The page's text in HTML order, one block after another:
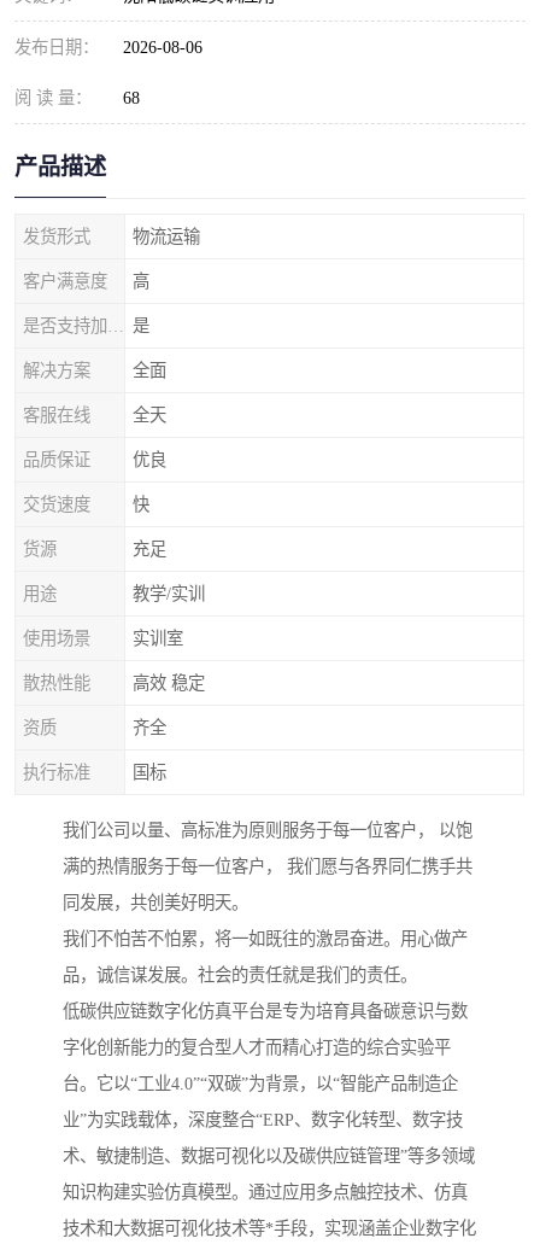
发布日期： 2026-08-06
阅 读 量： 68
产品描述
发货形式 物流运输
客户满意度 高
是
解决方案 全面
客服在线 全天
品质保证 优良
交货速度 快
货源 充足
用途 教学/实训
使用场景 实训室
散热性能 高效 稳定
资质 齐全
执行标准 国标
我们公司以量、高标准为原则服务于每一位客户， 以饱
满的热情服务于每一位客户， 我们愿与各界同仁携手共
同发展，共创美好明天。
我们不怕苦不怕累，将一如既往的激昂奋进。用心做产
品，诚信谋发展。社会的责任就是我们的责任。
低碳供应链数字化仿真平台是专为培育具备碳意识与数
字化创新能力的复合型人才而精心打造的综合实验平
台。它以“工业4.0”“双碳”为背景，以“智能产品制造企
业”为实践载体，深度整合“ERP、数字化转型、数字技
术、敏捷制造、数据可视化以及碳供应链管理”等多领域
知识构建实验仿真模型。通过应用多点触控技术、仿真
技术和大数据可视化技术等*手段，实现涵盖企业数字化